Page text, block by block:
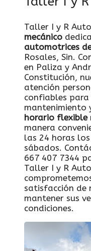
Taller I y R
mecánico
automotrices
Rosales, Sin.
en Paliza y
Constitución,
atención
confiables para
mantenimiento
horario flexible
manera
las 24 horas los
sábados.
667 407 7344
Taller I y R
satisfacción de
mantener sus
condiciones.